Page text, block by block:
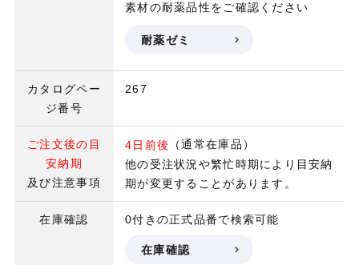
素材の耐薬品性をご確認ください
耐薬ゼミ
カタログペー
ジ番号
267
ご注文後の目
安納期
及び注意事項
4日前後
（通常在庫品）
他の受注状況や繁忙時期により目安納
期が変更することがあります。
在庫確認 0付きの正式品番で検索可能
在庫確認